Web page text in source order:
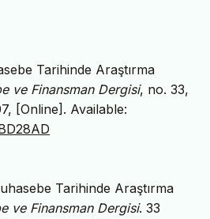
Tarihinde Araştırma
ve Finansman Dergisi, no. 33,
[Online]. Available:
Tarihinde Araştırma
ve Finansman Dergisi. 33